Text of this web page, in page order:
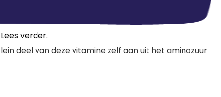
verder.
deel van deze vitamine zelf aan uit het aminozuur